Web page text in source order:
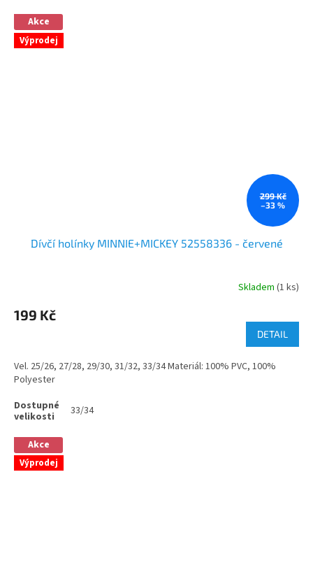
Akce
Výprodej
299 Kč
–33 %
Dívčí holínky MINNIE+MICKEY 52558336 - červené
Skladem (1 ks)
199 Kč
DETAIL
Vel. 25/26, 27/28, 29/30, 31/32, 33/34 Materiál: 100% PVC, 100%
Polyester
33/34
Akce
Výprodej